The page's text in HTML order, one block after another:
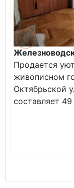
Продается
живописном
Октябрьской
составляет